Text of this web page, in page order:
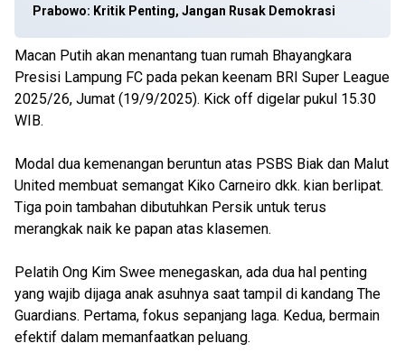
Prabowo: Kritik Penting, Jangan Rusak Demokrasi
Macan Putih akan menantang tuan rumah Bhayangkara
Presisi Lampung FC pada pekan keenam BRI Super League
2025/26, Jumat (19/9/2025). Kick off digelar pukul 15.30
WIB.
Modal dua kemenangan beruntun atas PSBS Biak dan Malut
United membuat semangat Kiko Carneiro dkk. kian berlipat.
Tiga poin tambahan dibutuhkan Persik untuk terus
merangkak naik ke papan atas klasemen.
Pelatih Ong Kim Swee menegaskan, ada dua hal penting
yang wajib dijaga anak asuhnya saat tampil di kandang The
Guardians. Pertama, fokus sepanjang laga. Kedua, bermain
efektif dalam memanfaatkan peluang.